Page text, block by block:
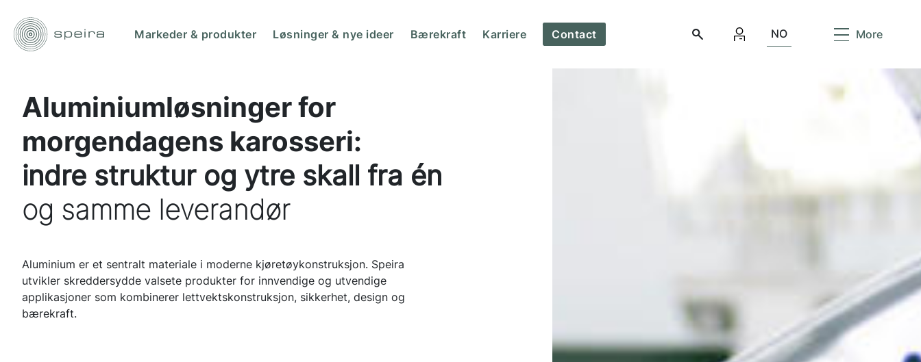
Markeder & produkter Løsninger & nye ideer Bærekraft Karriere Contact NO More
Aluminiumløsninger for
morgendagens karosseri:
indre struktur og ytre skall fra én
og samme leverandør
Aluminium er et sentralt materiale i moderne kjøretøykonstruksjon. Speira
utvikler skreddersydde valsete produkter for innvendige og utvendige
applikasjoner som kombinerer lettvektskonstruksjon, sikkerhet, design og
bærekraft.